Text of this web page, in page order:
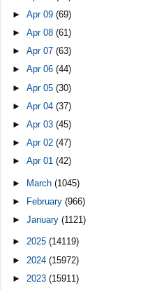
►Apr 09(69)
►Apr 08(61)
►Apr 07(63)
►Apr 06(44)
►Apr 05(30)
►Apr 04(37)
►Apr 03(45)
►Apr 02(47)
►Apr 01(42)
► March(1045)
►
February(966)
►January(1121)
►2025(14119)
► 2024(15972)
► 2023(15911)